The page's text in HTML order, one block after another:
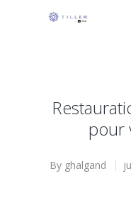
pour
By ghalgand